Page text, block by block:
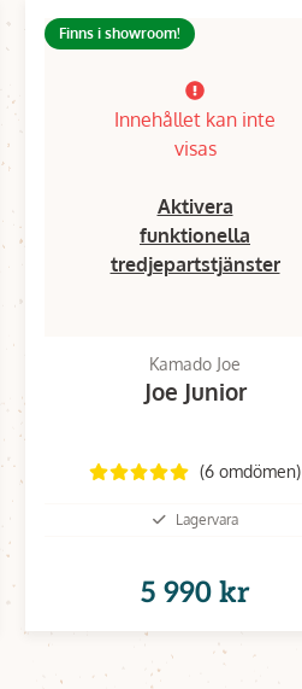
Finns i showroom!
Innehållet kan inte
visas
Aktivera
funktionella
tredjepartstjänster
Kamado Joe
Joe Junior
(6 omdömen)
Lagervara
5 990 kr